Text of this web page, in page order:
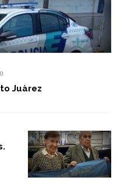
Juàrez